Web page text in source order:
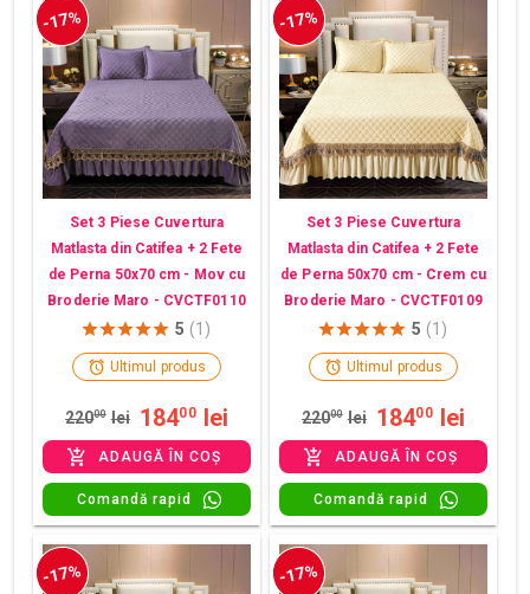
-17%
Set 3 Piese Cuvertura
Matlasta din Catifea + 2 Fete
de Perna 50x70 cm - Mov cu
Broderie Maro - CVCTF0110
5 (1)
Ultimul produs
22000 lei 18400 lei
ADAUGĂ ÎN COȘ
Comandă rapid
-17%
Set 3 Piese Cuvertura
Matlasta din Catifea + 2 Fete
de Perna 50x70 cm - Crem cu
Broderie Maro - CVCTF0109
5 (1)
Ultimul produs
22000 lei 18400 lei
ADAUGĂ ÎN COȘ
Comandă rapid
-17% -17%